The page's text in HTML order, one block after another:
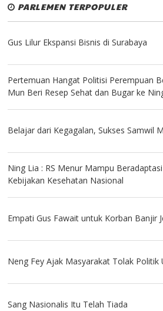
PARLEMEN TERPOPULER
Gus Lilur Ekspansi Bisnis di Surabaya
Pertemuan Hangat Politisi Perempuan
Mun Beri Resep Sehat dan Bugar ke
Belajar dari Kegagalan, Sukses Samwil
Ning Lia : RS Menur Mampu
Kebijakan Kesehatan Nasional
Empati Gus Fawait untuk Korban Banjir
Neng Fey Ajak Masyarakat Tolak Politik
Sang Nasionalis Itu Telah Tiada